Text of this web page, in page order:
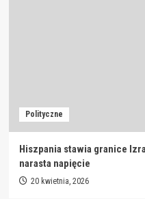
Polityczne
Hiszpania stawia granice
narasta napięcie
20 kwietnia, 2026